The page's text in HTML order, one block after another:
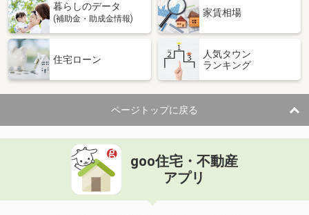
暮らしのデータ
(補助金・助成金情報)
家賃相場
住宅ローン
人気タウン
ランキング
ページトップに戻る
goo住宅・不動産
アプリ